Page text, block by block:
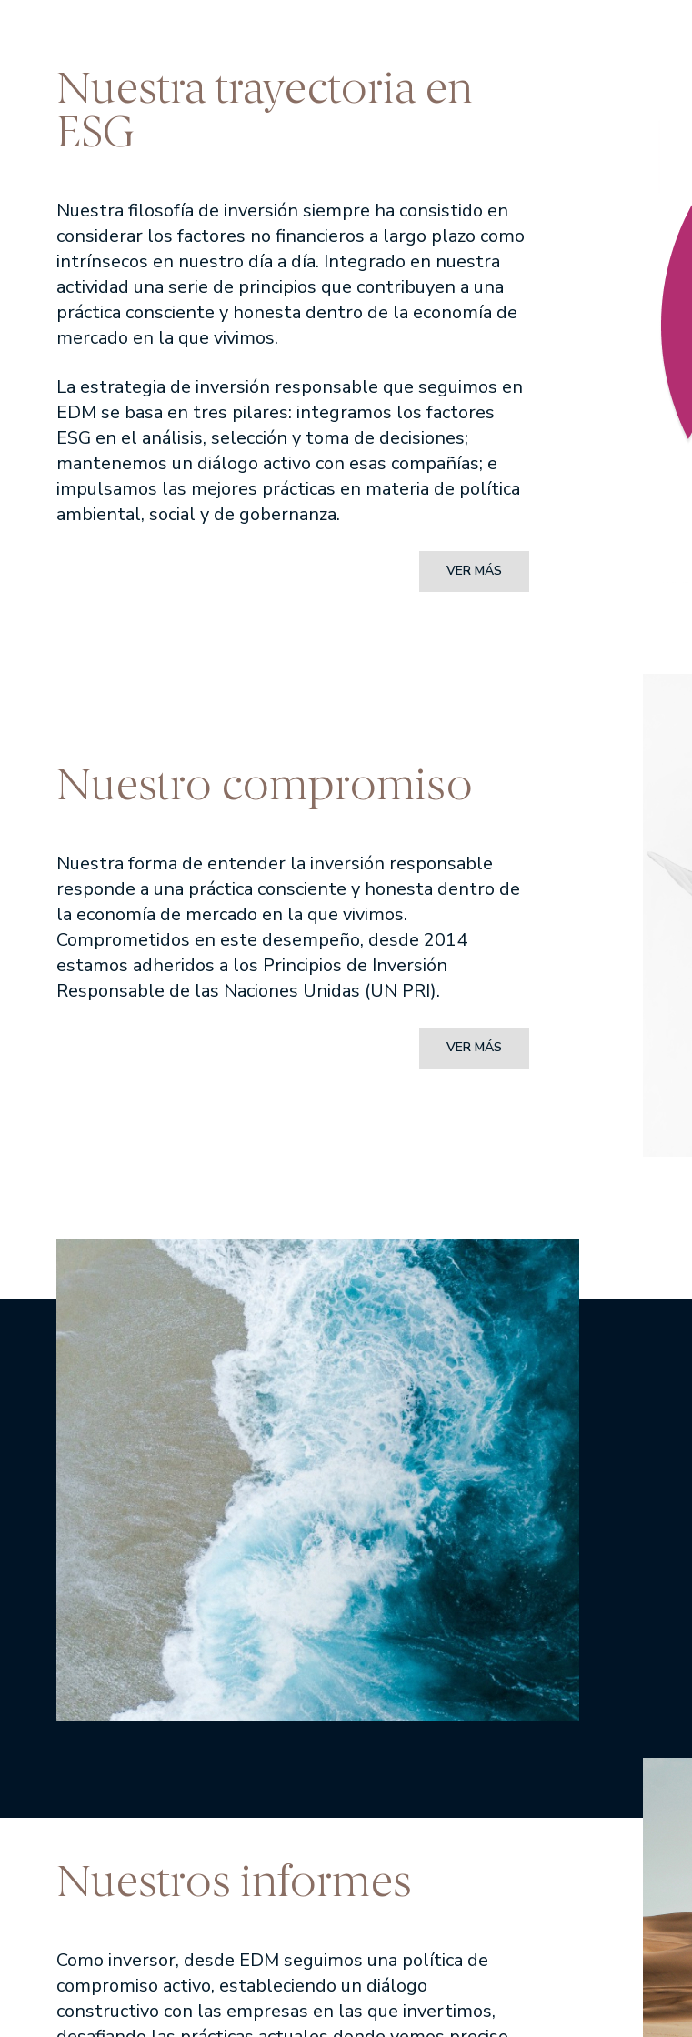
SICAVS GESTIONADAS
Hercasol, S.A., SICAV
Nuestra trayectoria en
ESG
Nuestra filosofía de inversión siempre ha consistido en
considerar los factores no financieros a largo plazo como
intrínsecos en nuestro día a día. Integrado en nuestra
actividad una serie de principios que contribuyen a una
práctica consciente y honesta dentro de la economía de
mercado en la que vivimos.
La estrategia de inversión responsable que seguimos en
EDM se basa en tres pilares: integramos los factores
ESG en el análisis, selección y toma de decisiones;
mantenemos un diálogo activo con esas compañías; e
impulsamos las mejores prácticas en materia de política
ambiental, social y de gobernanza.
VER MÁS
Nuestro compromiso
Nuestra forma de entender la inversión responsable
responde a una práctica consciente y honesta dentro de
la economía de mercado en la que vivimos.
Comprometidos en este desempeño, desde 2014
estamos adheridos a los Principios de Inversión
Responsable de las Naciones Unidas (UN PRI).
VER MÁS
Nuestros informes
Como inversor, desde EDM seguimos una política de
compromiso activo, estableciendo un diálogo
constructivo con las empresas en las que invertimos,